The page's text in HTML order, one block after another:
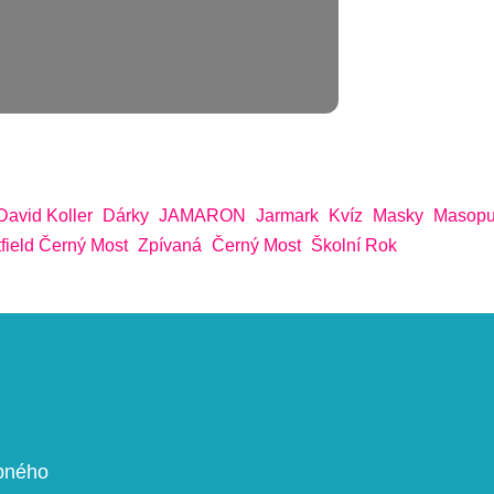
Koller Dárky JAMARON Jarmark Kvíz Masky
Černý Most Zpívaná Černý Most Školní Rok